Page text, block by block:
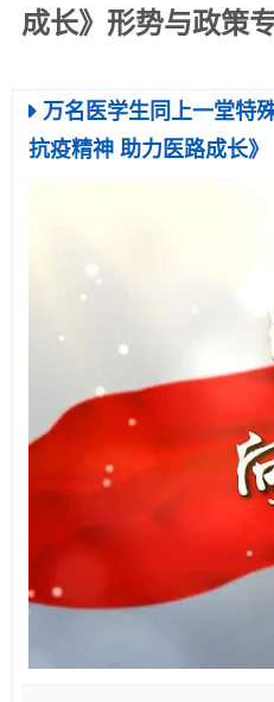
使用帮助
简体中文 ‎(zh_cn)‎
搜
索
成长》形势与政策专
万名医学生同上一堂特
抗疫精神 助力医路成长》